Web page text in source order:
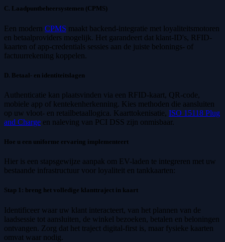
C. Laadpuntbeheersystemen (CPMS)
Een modern CPMS maakt backend-integratie met loyaliteitsmotoren
en betaalproviders mogelijk. Het garandeert dat klant-ID's, RFID-
kaarten of app-credentials sessies aan de juiste belonings- of
factuurrekening koppelen.
D. Betaal- en identiteitslagen
Authenticatie kan plaatsvinden via een RFID-kaart, QR-code,
mobiele app of kentekenherkenning. Kies methoden die aansluiten
op uw vloot- en retailbetaallogica. Kaarttokenisatie, ISO 15118 Plug
and Charge en naleving van PCI DSS zijn onmisbaar.
Hoe u een uniforme ervaring implementeert
Hier is een stapsgewijze aanpak om EV-laden te integreren met uw
bestaande infrastructuur voor loyaliteit en tankkaarten:
Stap 1: breng het volledige klanttraject in kaart
Identificeer waar uw klant interacteert, van het plannen van de
laadsessie tot aansluiten, de winkel bezoeken, betalen en beloningen
ontvangen. Zorg dat het traject digital-first is, maar fysieke kaarten
omvat waar nodig.